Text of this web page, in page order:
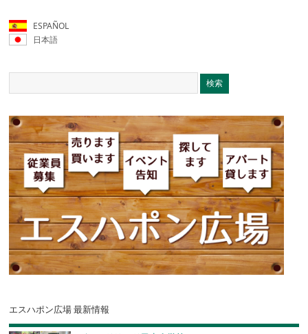
ESPAÑOL
日本語
エスハポン広場 最新情報